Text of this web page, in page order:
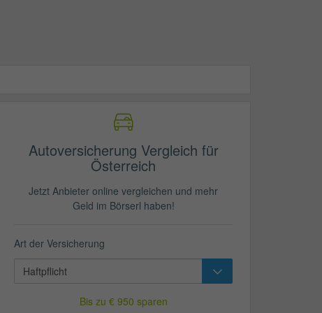
Autoversicherung Vergleich für
Österreich
Jetzt Anbieter online vergleichen und mehr
Geld im Börserl haben!
Art der Versicherung
Bis zu € 950 sparen